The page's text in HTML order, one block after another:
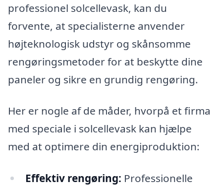
professionel solcellevask, kan du
forvente, at specialisterne anvender
højteknologisk udstyr og skånsomme
rengøringsmetoder for at beskytte dine
paneler og sikre en grundig rengøring.
Her er nogle af de måder, hvorpå et firma
med speciale i solcellevask kan hjælpe
med at optimere din energiproduktion:
Effektiv rengøring: Professionelle